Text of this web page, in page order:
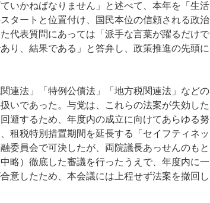
いかねばなりません」と述べて、本年を「生活
タートと位置付け、国民本位の信頼される政治
代表質問にあっては「派手な言葉が躍るだけで
り、結果である」と答弁し、政策推進の先頭に
連法」「 特例公債法」「地方税関連法」などの
いであった。与党は、これらの法案が失効した
避するため、年度内の成立に向けてあらゆる努
租税特別措置期間を延長する「セイフティネッ
委員会で可決したが、両院議長あっせんのもと
略）徹底した審議を行ったうえで、年度内に一
意したため、本会議には上程せず法案を撤回し